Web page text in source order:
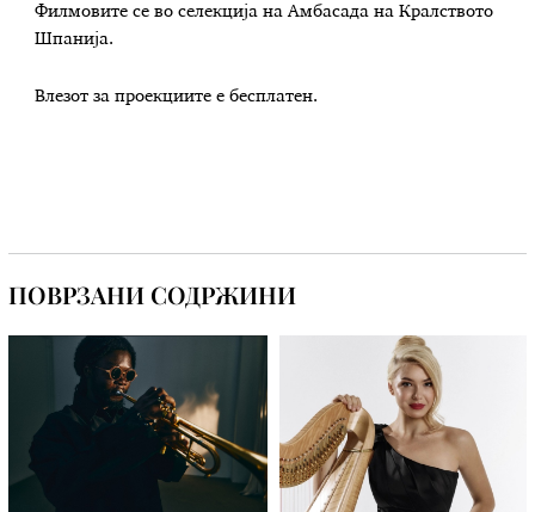
Филмовите се во селекција на Амбасада на Кралството
Шпанија.
Влезот за проекциите е бесплатен.
ПОВРЗАНИ СОДРЖИНИ